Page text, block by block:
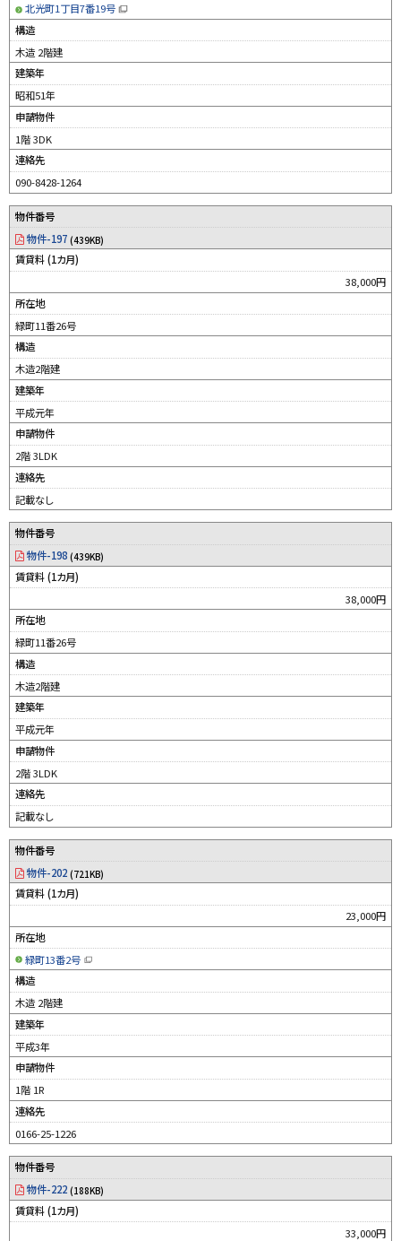
北光町1丁目7番19号
（
規
ン
ウ
開
ま
）
構造
木造 2階建
建築年
昭和51年
申請物件
1階 3DK
連絡先
090-8428-1264
物件番号
物件-197 (439KB)
賃貸料 (1カ月)
38,000円
所在地
緑町11番26号
構造
木造2階建
建築年
平成元年
申請物件
2階 3LDK
連絡先
記載なし
物件番号
物件-198 (439KB)
賃貸料 (1カ月)
38,000円
所在地
緑町11番26号
構造
木造2階建
建築年
平成元年
申請物件
2階 3LDK
連絡先
記載なし
物件番号
物件-202 (721KB)
賃貸料 (1カ月)
23,000円
所在地
緑町13番2号
（
規
ン
ウ
開
ま
）
構造
木造 2階建
建築年
平成3年
申請物件
1階 1R
連絡先
0166-25-1226
物件番号
物件-222 (188KB)
賃貸料 (1カ月)
33,000円